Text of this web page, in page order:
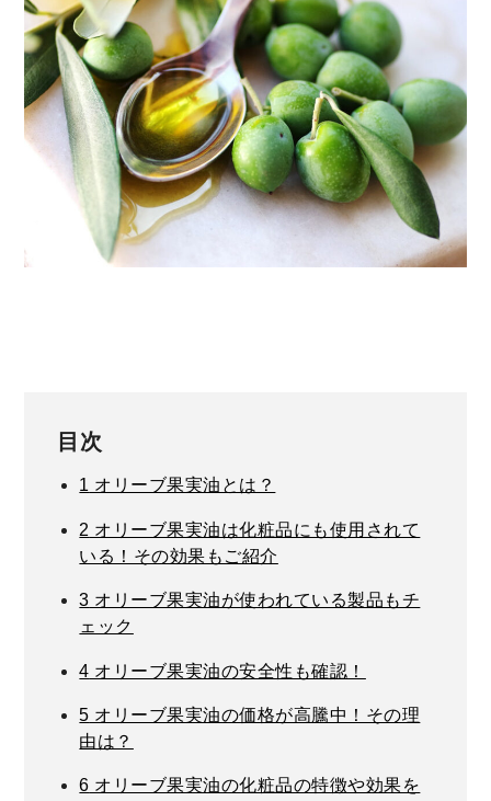
目次
1 オリーブ果実油とは？
2 オリーブ果実油は化粧品にも使用されて
いる！その効果もご紹介
3 オリーブ果実油が使われている製品もチ
ェック
4 オリーブ果実油の安全性も確認！
5 オリーブ果実油の価格が高騰中！その理
由は？
6 オリーブ果実油の化粧品の特徴や効果を